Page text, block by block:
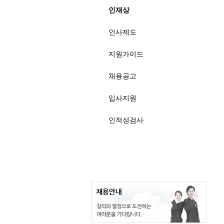
인재상
인사제도
지원가이드
채용공고
입사지원
인적성검사